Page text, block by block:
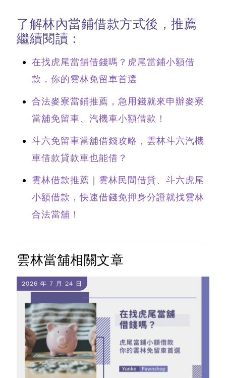
了解林內當鋪借款方式後，推薦
繼續閱讀：
在找虎尾當舖借錢嗎？虎尾當鋪小額借
款，你的雲林免留車首選
合法麥寮當鋪推薦，急用錢就來申辦麥寮
當舖免留車、汽機車小額借款！
斗六免留車當舖借錢攻略，雲林斗六汽機
車借款貸款車也能借？
雲林借款推薦｜雲林民間借貸、斗六虎尾
小額借款，快速借錢免押身分證就找雲林
合法當舖！
雲林當舖相關文章
2026 年 7 月 24 日